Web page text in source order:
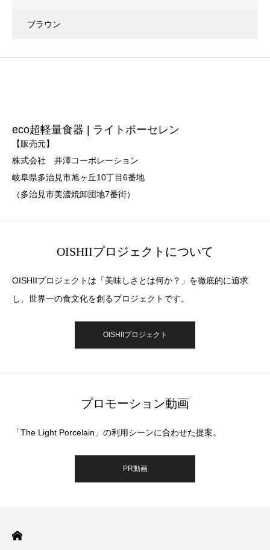
ブラウン
eco超軽量食器 | ライトポーセレン
【販売元】
株式会社 井澤コーポレーション
岐阜県多治見市旭ヶ丘10丁目6番地
（多治見市美濃焼卸団地7番街）
OISHIIプロジェクトについて
OISHIIプロジェクトは「美味しさとは何か？」を徹底的に追求
し、世界一の食文化を創るプロジェクトです。
OISHIIプロジェクト
プロモーション動画
「The Light Porcelain」の利用シーンに合わせた提案。
PR動画